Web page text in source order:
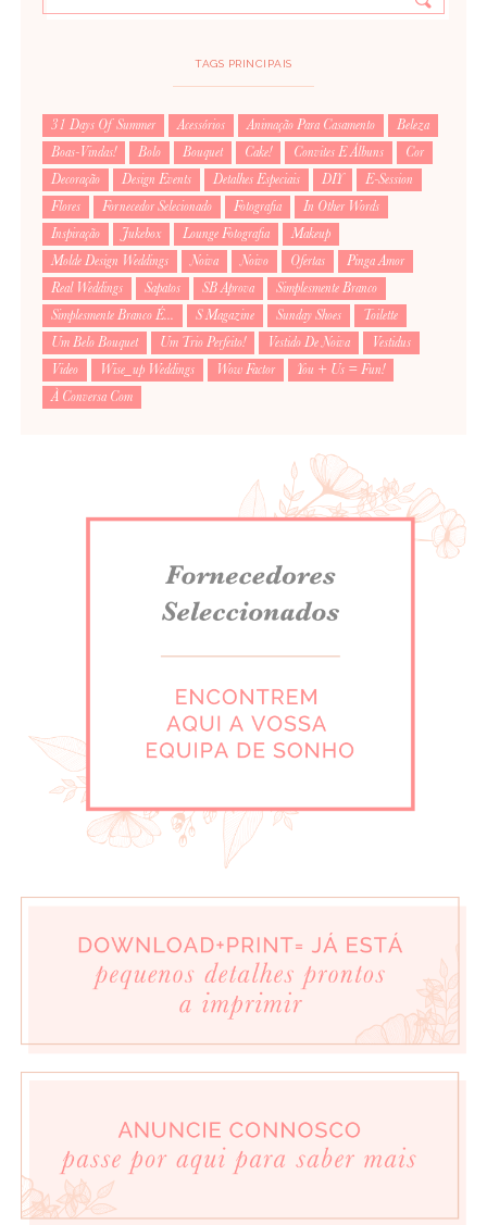
TAGS PRINCIPAIS
31 Days Of Summer Acessórios Animação Para Casamento
Beleza
Boas-Vindas!
Bolo Bouquet Cake! Convites E Álbuns
Cor
Decoração
Design Events Detalhes Especiais DIY
E-Session
Flores
Fornecedor Selecionado Fotografia
In Other Words
Inspiração
Jukebox Lounge Fotografia
Makeup
Molde Design Weddings
Noiva Noivo Ofertas
Pinga Amor
Real Weddings
Sapatos SB Aprova
Simplesmente Branco
Simplesmente Branco É...
S Magazine Sunday Shoes
Toilette
Um Belo Bouquet
Um Trio Perfeito! Vestido De Noiva
Vestidus
Video
Wise_up Weddings Wow Factor
You + Us = Fun!
À Conversa Com